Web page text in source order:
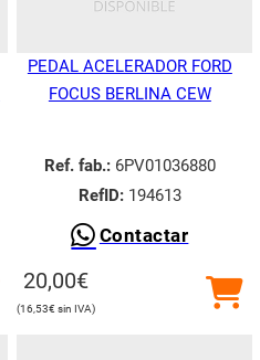
PEDAL ACELERADOR FORD
FOCUS BERLINA CEW
Ref. fab.:6PV01036880
RefID:194613
Contactar
20,00€
16,53€